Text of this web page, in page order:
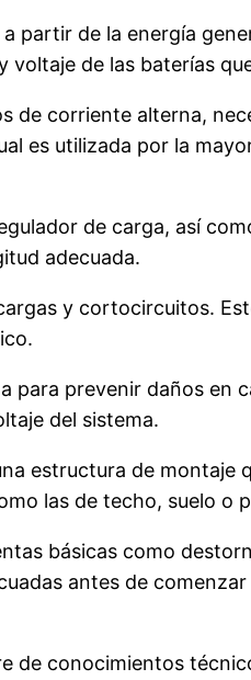
partir de la energía
voltaje de las baterías
de corriente alterna,
es utilizada por la
de carga, así
adecuada.
y cortocircuitos.
para prevenir daños en
del sistema.
estructura de montaje
las de techo, suelo o
básicas como
antes de
de conocimientos